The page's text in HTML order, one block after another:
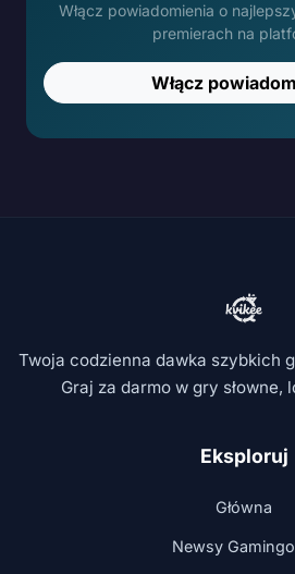
Włącz powiadomienia o
premierach na
Włącz
Twoja codzienna dawka szybkich
Graj za darmo w gry słowne,
Eksploruj
Główna
Newsy